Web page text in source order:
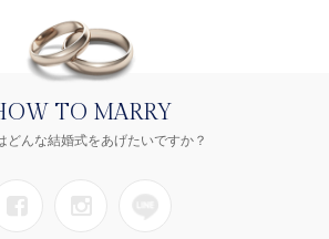
TO MARRY
どんな結婚式をあげたいですか？